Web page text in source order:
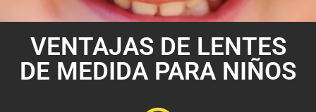
VENTAJAS DE LENTES
DE MEDIDA PARA NIÑOS